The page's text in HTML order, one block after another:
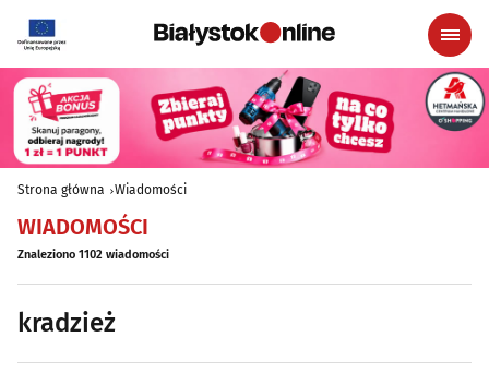
Strona główna Wiadomości
WIADOMOŚCI
Znaleziono 1102 wiadomości
kradzież